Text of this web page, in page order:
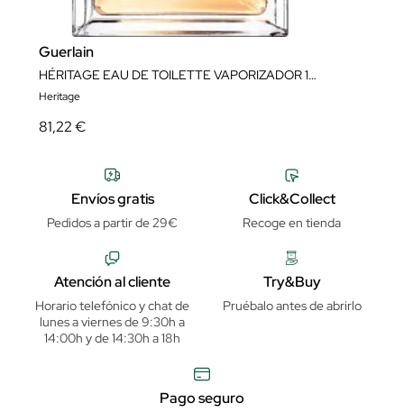
Guerlain
HÉRITAGE EAU DE TOILETTE VAPORIZADOR 100ML
Heritage
81,22 €
Envíos gratis
Pedidos a partir de 29€
Click&Collect
Recoge en tienda
Atención al cliente
Horario telefónico y chat de
lunes a viernes de 9:30h a
14:00h y de 14:30h a 18h
Try&Buy
Pruébalo antes de abrirlo
Pago seguro